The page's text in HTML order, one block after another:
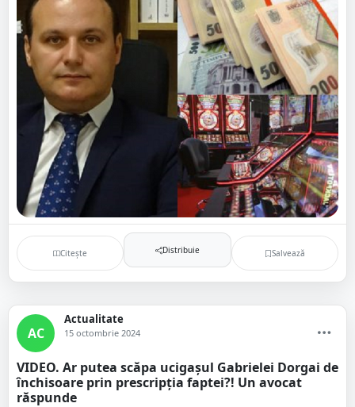
Citește Distribuie Salvează
AC
Actualitate
15 octombrie 2024
VIDEO. Ar putea scăpa ucigașul Gabrielei Dorgai de
închisoare prin prescripția faptei?! Un avocat
răspunde